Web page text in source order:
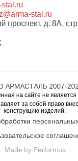
stal.ru
stal.ru
проспект, д. 8А,
АРМАСТАЛЬ 2007-
на сайте не является
за собой право
конструкцию изделий.
Made by Performus
Перейти в корзину